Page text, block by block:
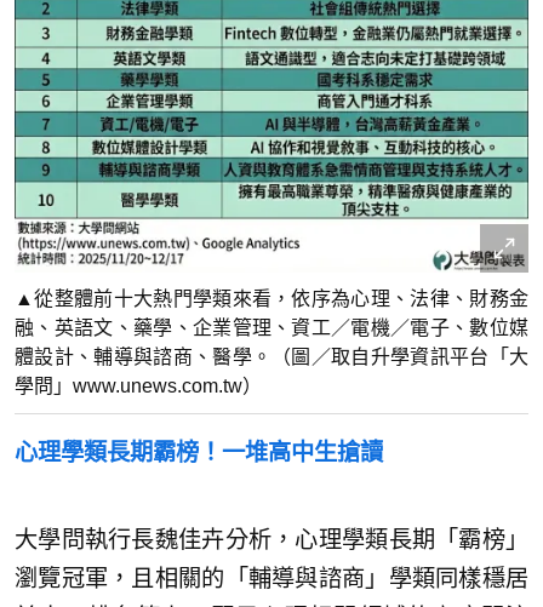
▲從整體前十大熱門學類來看，依序為心理、法律、財務金
融、英語文、藥學、企業管理、資工／電機／電子、數位媒
體設計、輔導與諮商、醫學。（圖／取自升學資訊平台「大
學問」www.unews.com.tw）
心理學類長期霸榜！一堆高中生搶讀
大學問執行長魏佳卉分析，心理學類長期「霸榜」
瀏覽冠軍，且相關的「輔導與諮商」學類同樣穩居